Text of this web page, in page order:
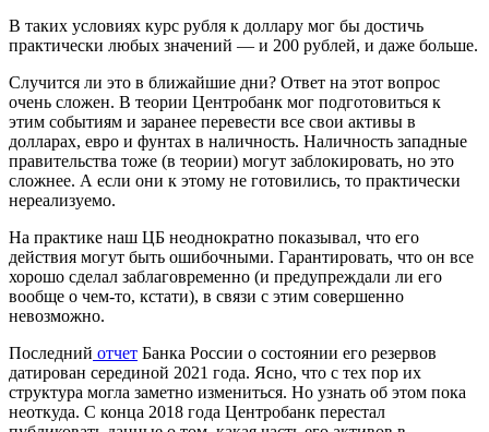
В таких условиях курс рубля к доллару мог бы достичь
практически любых значений — и 200 рублей, и даже больше.
Случится ли это в ближайшие дни? Ответ на этот вопрос
очень сложен. В теории Центробанк мог подготовиться к
этим событиям и заранее перевести все свои активы в
долларах, евро и фунтах в наличность. Наличность западные
правительства тоже (в теории) могут заблокировать, но это
сложнее. А если они к этому не готовились, то практически
нереализуемо.
На практике наш ЦБ неоднократно показывал, что его
действия могут быть ошибочными. Гарантировать, что он все
хорошо сделал заблаговременно (и предупреждали ли его
вообще о чем-то, кстати), в связи с этим совершенно
невозможно.
Последний отчет Банка России о состоянии его резервов
датирован серединой 2021 года. Ясно, что с тех пор их
структура могла заметно измениться. Но узнать об этом пока
неоткуда. С конца 2018 года Центробанк перестал